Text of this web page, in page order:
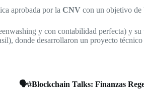
aprobada por la CNV con un objetivo de
y con contabilidad perfecta) y
donde desarrollaron un proyecto técnico
🗣️#Blockchain Talks: Finanzas